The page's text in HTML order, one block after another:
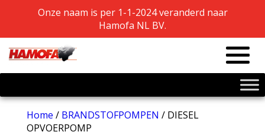
Onze naam is per 1-1-2024 veranderd naar
Hamofa NL BV.
Onze naam is per 1-1-2024 veranderd naar
Hamofa NL BV.
Home / BRANDSTOFPOMPEN / DIESEL
OPVOERPOMP